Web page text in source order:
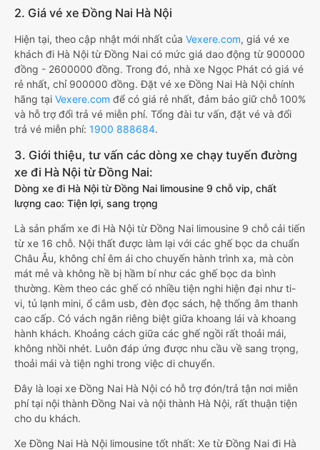
2. Giá vé xe Đồng Nai Hà Nội
Hiện tại, theo cập nhật mới nhất của Vexere.com, giá vé xe
khách đi Hà Nội từ Đồng Nai có mức giá dao động từ 900000
đồng - 2600000 đồng. Trong đó, nhà xe Ngọc Phát có giá vé
rẻ nhất, chỉ 900000 đồng. Đặt vé xe Đồng Nai Hà Nội chính
hãng tại Vexere.com để có giá rẻ nhất, đảm bảo giữ chỗ 100%
và hỗ trợ đổi trả vé miễn phí. Tổng đài tư vấn, đặt vé và đổi
trả vé miễn phí: 1900 888684.
3. Giới thiệu, tư vấn các dòng xe chạy tuyến đường
xe đi Hà Nội từ Đồng Nai:
Dòng xe đi Hà Nội từ Đồng Nai limousine 9 chỗ vip, chất
lượng cao: Tiện lợi, sang trọng
Là sản phẩm xe đi Hà Nội từ Đồng Nai limousine 9 chỗ cải tiến
từ xe 16 chỗ. Nội thất được làm lại với các ghế bọc da chuẩn
Châu Âu, không chỉ êm ái cho chuyến hành trình xa, mà còn
mát mẻ và không hề bị hầm bí như các ghế bọc da bình
thường. Kèm theo các ghế có nhiều tiện nghi hiện đại như ti-
vi, tủ lạnh mini, ổ cắm usb, đèn đọc sách, hệ thống âm thanh
cao cấp. Có vách ngăn riêng biệt giữa khoang lái và khoang
hành khách. Khoảng cách giữa các ghế ngồi rất thoải mái,
không nhồi nhét. Luôn đáp ứng được nhu cầu về sang trọng,
thoải mái và tiện nghi trong việc di chuyển.
Đây là loại xe Đồng Nai Hà Nội có hỗ trợ đón/trả tận nơi miễn
phí tại nội thành Đồng Nai và nội thành Hà Nội, rất thuận tiện
cho du khách.
Xe Đồng Nai Hà Nội limousine tốt nhất: Xe từ Đồng Nai đi Hà